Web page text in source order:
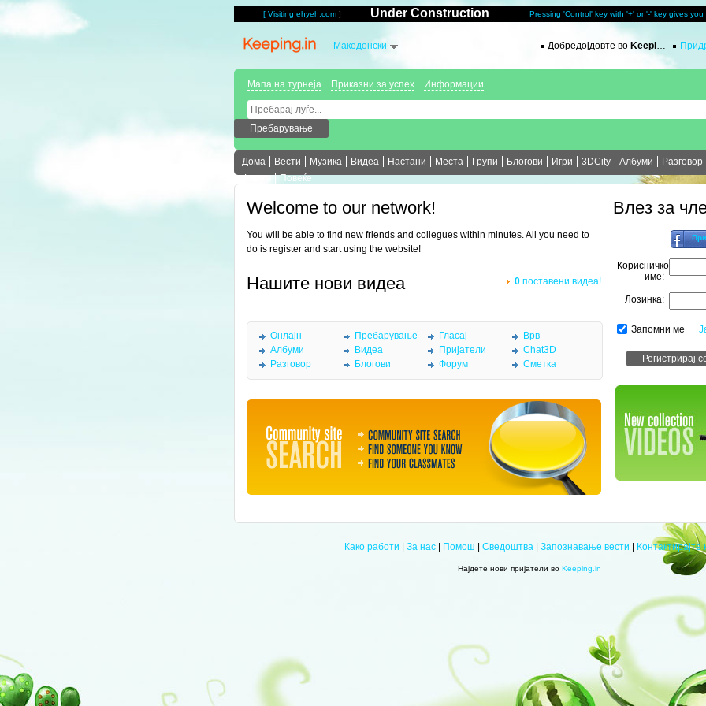
[ Visiting ehyeh.com ] Under Construction Pressing 'Control' key with '+' or '-' key gives
Македонски Добредојдовте во Keeping.in
Мапа на турнеја Приказни за успех Информации
Дома Вести Музика Видеа Настани Места Групи Блогови Игри 3DCity Албуми
Разговор
Форум
Повеќе
Welcome to our network!
You will be able to find new friends and collegues within minutes. All you need to
do is register and start using the website!
Нашите нови видеа 0 поставени видеа!
Онлајн Пребарување Гласај
Врв
Албуми
Видеа Пријатели
Chat3D
Разговор
Блогови Форум Сметка
Влез за
Корисничко
име:
Лозинка:
Запомни ме
Како работи За нас Помош Сведоштва Запознавање вести Контактирајте
Најдете нови пријатели во Keeping.in